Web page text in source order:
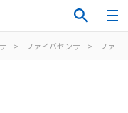
> ファイバセンサ > ファイ